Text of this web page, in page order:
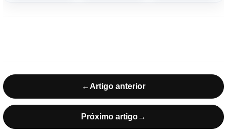
← Artigo anterior
Próximo artigo→